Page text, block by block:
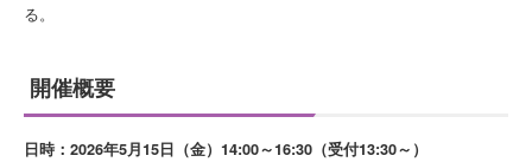
る。
開催概要
日時：2026年5月15日（金）14:00～16:30（受付13:30～）